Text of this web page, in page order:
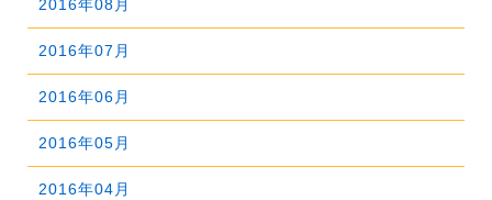
2021年01月
2020年03月
2020年02月
2020年01月
2019年04月
2019年03月
2019年02月
2019年01月
2018年05月
2018年04月
2018年03月
2018年02月
2017年06月
2017年05月
2017年04月
2017年03月
2016年08月
2016年07月
2016年06月
2016年05月
2016年04月